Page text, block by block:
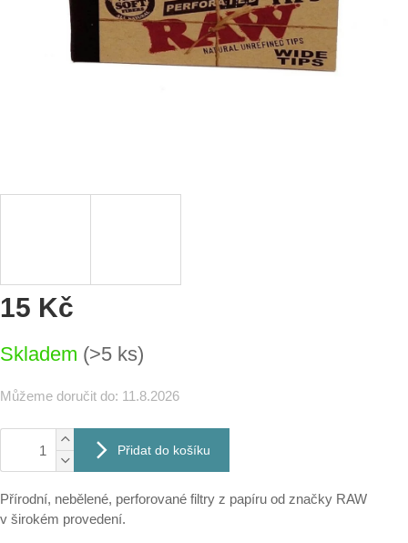
15 Kč
cena:
Skladem (>5 ks)
Můžeme doručit do: 11.8.2026
Přidat do košíku
Přírodní, nebělené, perforované filtry z papíru od značky RAW
v širokém provedení.